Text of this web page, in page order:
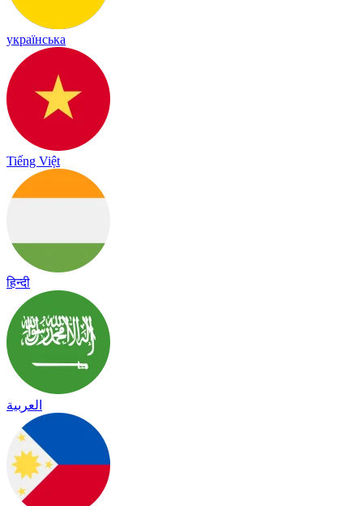
українська
Tiếng Việt
हिन्दी
العربية